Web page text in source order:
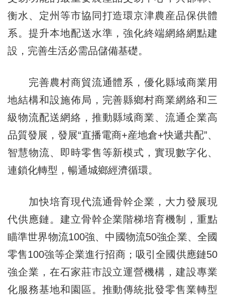
衡水、定州等市協同打造環京津農産品保供體
系。提升本地配送水準，強化終端網絡網點建
設，完善生活必需品儲備基礎。
完善農村商貿流通體系，優化縣域商業用
地結構和設施佈局，完善縣鄉村商業網絡和三
級物流配送網絡，推動縣域商業、流通企業高
品質發展，發展“直播電商+産地倉+快遞共配”、
智慧物流、即時零售等新模式，實現數字化、
連鎖化轉型，暢通城鄉經濟循環。
加快培育現代流通骨幹企業，大力發展現
代供應鏈。建立骨幹企業階梯培育機制，重點
瞄準世界物流100強、中國物流50強企業、全國
零售100強等企業進行招商；吸引全國供應鏈50
強企業，在石家莊市設立運營機構，建設專業
化服務基地和園區。推動傳統批發零售業轉型